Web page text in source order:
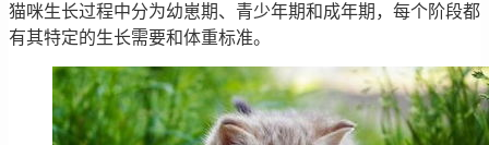
猫咪生长过程中分为幼崽期、青少年期和成年期，每个阶段都
有其特定的生长需要和体重标准。